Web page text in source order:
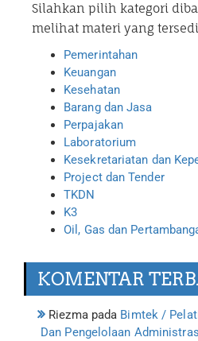
Silahkan pilih kategori
melihat materi yang
Pemerintahan
Keuangan
Kesehatan
Barang dan Jasa
Perpajakan
Laboratorium
Kesekretariatan dan
Project dan Tender
TKDN
K3
Oil, Gas dan
KOMENTAR
Riezmapada Bimtek /
Dan Pengelolaan